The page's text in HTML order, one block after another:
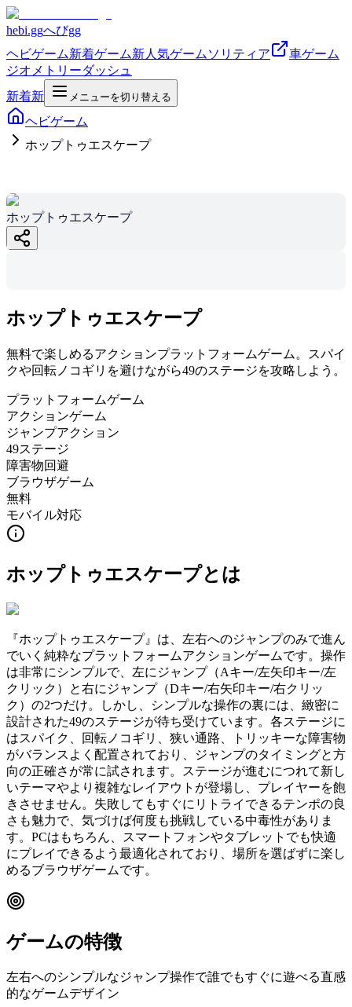
hebi.ggへびgg
ヘビゲーム新着ゲーム新人気ゲーム ソリティア
車ゲーム
ジオメトリーダッシュ
新着新 メニューを切り替える
ヘビゲーム
ホップトゥエスケープ
ホップトゥエスケープ
ホップトゥエスケープ
無料で楽しめるアクションプラットフォームゲーム。スパイ
クや回転ノコギリを避けながら49のステージを攻略しよう。
プラットフォームゲーム
アクションゲーム
ジャンプアクション
49ステージ
障害物回避
ブラウザゲーム
無料
モバイル対応
ホップトゥエスケープとは
『ホップトゥエスケープ』は、左右へのジャンプのみで進ん
でいく純粋なプラットフォームアクションゲームです。操作
は非常にシンプルで、左にジャンプ（Aキー/左矢印キー/左
クリック）と右にジャンプ（Dキー/右矢印キー/右クリッ
ク）の2つだけ。しかし、シンプルな操作の裏には、緻密に
設計された49のステージが待ち受けています。各ステージに
はスパイク、回転ノコギリ、狭い通路、トリッキーな障害物
がバランスよく配置されており、ジャンプのタイミングと方
向の正確さが常に試されます。ステージが進むにつれて新し
いテーマやより複雑なレイアウトが登場し、プレイヤーを飽
きさせません。失敗してもすぐにリトライできるテンポの良
さも魅力で、気づけば何度も挑戦している中毒性がありま
す。PCはもちろん、スマートフォンやタブレットでも快適
にプレイできるよう最適化されており、場所を選ばずに楽し
めるブラウザゲームです。
ゲームの特徴
左右へのシンプルなジャンプ操作で誰でもすぐに遊べる直感
的なゲームデザイン